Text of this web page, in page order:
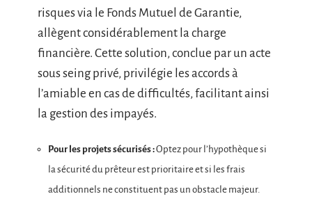
risques via le Fonds Mutuel de Garantie,
allègent considérablement la charge
financière. Cette solution, conclue par un acte
sous seing privé, privilégie les accords à
l’amiable en cas de difficultés, facilitant ainsi
la gestion des impayés.
Pour les projets sécurisés :Optez pour l’hypothèque si
la sécurité du prêteur est prioritaire et si les frais
additionnels ne constituent pas un obstacle majeur.